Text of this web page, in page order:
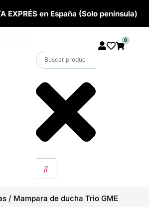
EXPRÉS en España (Solo península)
0
/ Mampara de ducha Trio GME